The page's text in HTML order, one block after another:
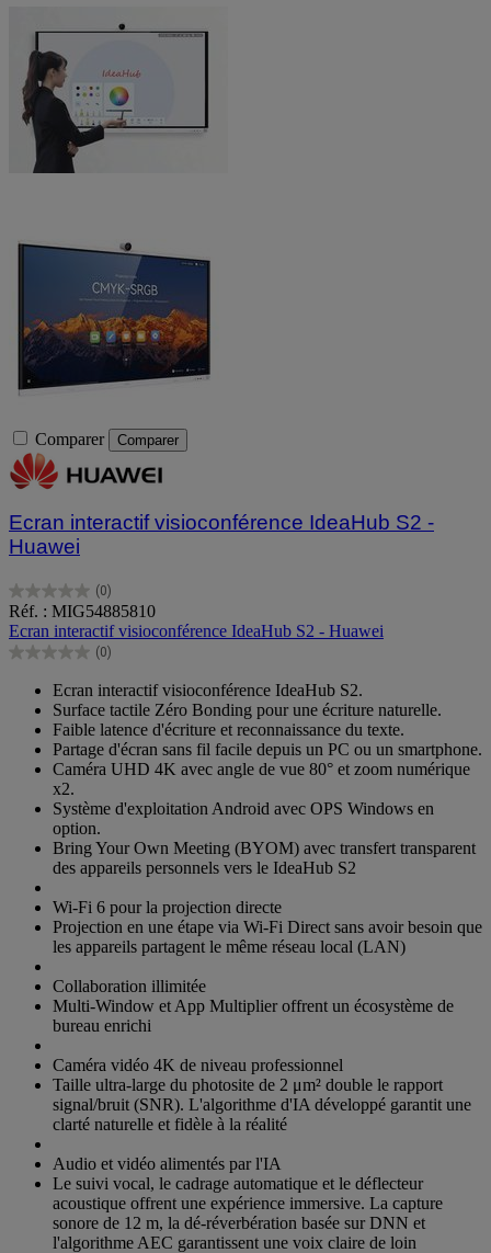
Comparer Comparer
Ecran interactif visioconférence IdeaHub S2 -
Huawei
(0)
0.0
sur
5
étoiles.
Réf. : MIG54885810
Ecran interactif visioconférence IdeaHub S2 - Huawei
(0)
0.0
étoiles.
Ecran interactif visioconférence IdeaHub S2.
Surface tactile Zéro Bonding pour une écriture naturelle.
Faible latence d'écriture et reconnaissance du texte.
Partage d'écran sans fil facile depuis un PC ou un smartphone.
Caméra UHD 4K avec angle de vue 80° et zoom numérique
x2.
Système d'exploitation Android avec OPS Windows en
option.
Bring Your Own Meeting (BYOM) avec transfert transparent
des appareils personnels vers le IdeaHub S2
Wi-Fi 6 pour la projection directe
Projection en une étape via Wi-Fi Direct sans avoir besoin que
les appareils partagent le même réseau local (LAN)
Collaboration illimitée
Multi-Window et App Multiplier offrent un écosystème de
bureau enrichi
Caméra vidéo 4K de niveau professionnel
Taille ultra-large du photosite de 2 μm² double le rapport
signal/bruit (SNR). L'algorithme d'IA développé garantit une
clarté naturelle et fidèle à la réalité
Audio et vidéo alimentés par l'IA
Le suivi vocal, le cadrage automatique et le déflecteur
acoustique offrent une expérience immersive. La capture
sonore de 12 m, la dé-réverbération basée sur DNN et
l'algorithme AEC garantissent une voix claire de loin